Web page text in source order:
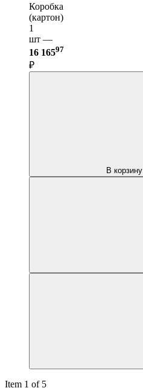
Коробка
(картон)
1
шт —
16 16597
₽
В корзину
Item 1 of 5